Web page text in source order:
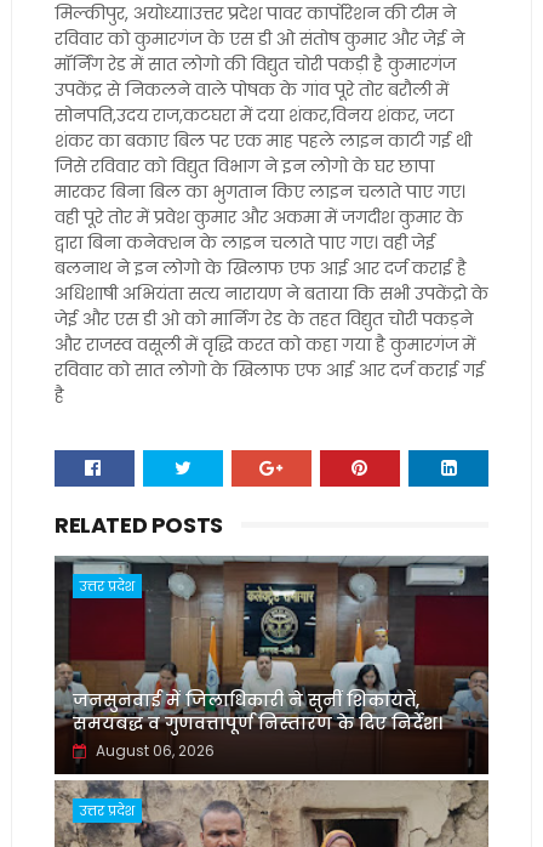
मिल्कीपुर, अयोध्या।उत्तर प्रदेश पावर कार्पोरेशन की टीम ने
रविवार को कुमारगंज के एस डी ओ संतोष कुमार और जेई ने
मॉर्निंग रेड में सात लोगो की विद्युत चोरी पकड़ी है कुमारगंज
उपकेंद्र से निकलने वाले पोषक के गांव पूरे तोर बरौली में
सोनपति,उदय राज,कटघरा में दया शंकर,विनय शंकर, जटा
शंकर का बकाए बिल पर एक माह पहले लाइन काटी गई थी
जिसे रविवार को विद्युत विभाग ने इन लोगो के घर छापा
मारकर बिना बिल का भुगतान किए लाइन चलाते पाए गए।
वही पूरे तोर में प्रवेश कुमार और अकमा में जगदीश कुमार के
द्वारा बिना कनेक्शन के लाइन चलाते पाए गए। वही जेई
बलनाथ ने इन लोगो के खिलाफ एफ आई आर दर्ज कराई है
अधिशाषी अभियंता सत्य नारायण ने बताया कि सभी उपकेंद्रो के
जेई और एस डी ओ को मार्निग रेड के तहत विद्युत चोरी पकड़ने
और राजस्व वसूली में वृद्धि करत को कहा गया है कुमारगंज में
रविवार को सात लोगो के खिलाफ एफ आई आर दर्ज कराई गई
है
RELATED POSTS
उत्तर प्रदेश
जनसुनवाई में जिलाधिकारी ने सुनीं शिकायतें,
समयबद्ध व गुणवत्तापूर्ण निस्तारण के दिए निर्देश।
August 06, 2026
उत्तर प्रदेश